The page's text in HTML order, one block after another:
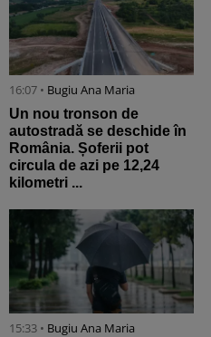
16:07 • Bugiu ⁠Ana Maria
Un nou tronson de
autostradă se deschide în
România. Șoferii pot
circula de azi pe 12,24
kilometri ...
15:33 • Bugiu ⁠Ana Maria